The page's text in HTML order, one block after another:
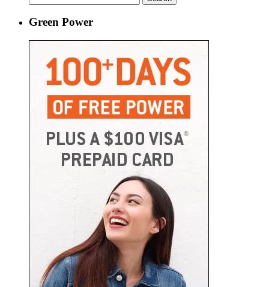
for:
Green Power